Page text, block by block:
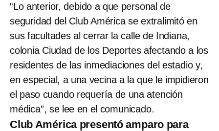
“Lo anterior, debido a que personal de
seguridad del Club América se extralimitó en
sus facultades al cerrar la calle de Indiana,
colonia Ciudad de los Deportes afectando a los
residentes de las inmediaciones del estadio y,
en especial, a una vecina a la que le impidieron
el paso cuando requería de una atención
médica”, se lee en el comunicado.
Club América presentó amparo para